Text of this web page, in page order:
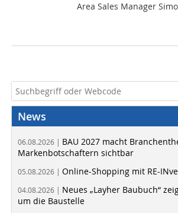
Area Sales Manager
News
06.08.2026 | BAU 2027 macht
Markenbotschaftern sichtbar
05.08.2026 | Online-Shopping mit RE-
04.08.2026 | Neues „Layher Baubuch“
um die Baustelle